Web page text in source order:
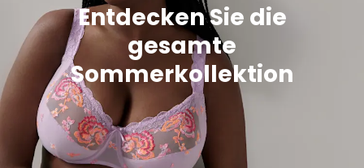
Entdecken Sie die
gesamte
Sommerkollektion